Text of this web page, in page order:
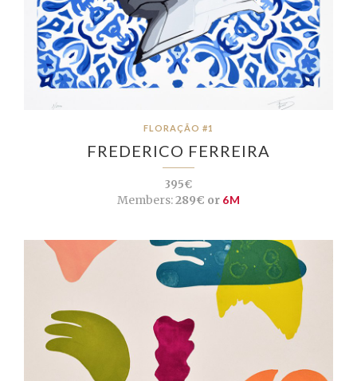
FLORAÇÃO #1
FREDERICO FERREIRA
395€
Members:289€ or 6M